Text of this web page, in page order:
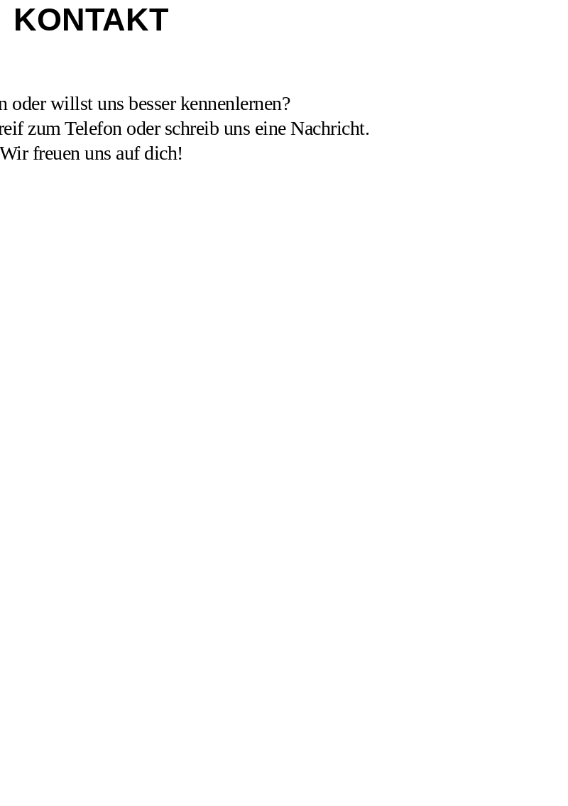
KONTAKT
oder willst uns besser kennenlernen?
zum Telefon oder schreib uns eine Nachricht.
Wir freuen uns auf dich!